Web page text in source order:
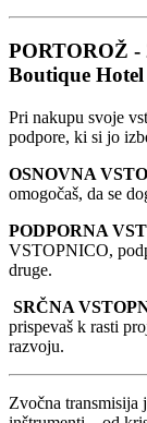
PORTOROŽ -
Boutique
Pri nakupu svoje
podpore, ki si jo
OSNOVNA
omogočaš, da se
PODPORNA
VSTOPNICO,
druge.
SRČNA
prispevaš k rasti
razvoju.
Zvočna transmisija